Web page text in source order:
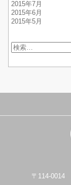
2015年7月
2015年6月
2015年5月
検
索:
〒114-0014